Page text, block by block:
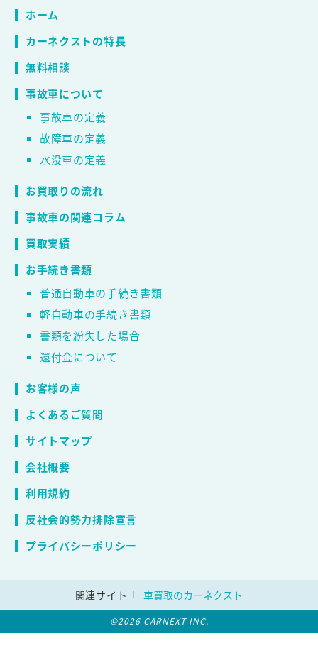
ホーム
カーネクストの特長
無料相談
事故車について
事故車の定義
故障車の定義
水没車の定義
お買取りの流れ
事故車の関連コラム
買取実績
お手続き書類
普通自動車の手続き書類
軽自動車の手続き書類
書類を紛失した場合
還付金について
お客様の声
よくあるご質問
サイトマップ
会社概要
利用規約
反社会的勢力排除宣言
プライバシーポリシー
関連サイト 車買取のカーネクスト
©2026 CARNEXT INC.